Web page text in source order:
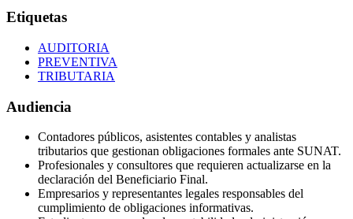
Etiquetas
AUDITORIA
PREVENTIVA
TRIBUTARIA
Audiencia
Contadores públicos, asistentes contables y analistas
tributarios que gestionan obligaciones formales ante SUNAT.
Profesionales y consultores que requieren actualizarse en la
declaración del Beneficiario Final.
Empresarios y representantes legales responsables del
cumplimiento de obligaciones informativas.